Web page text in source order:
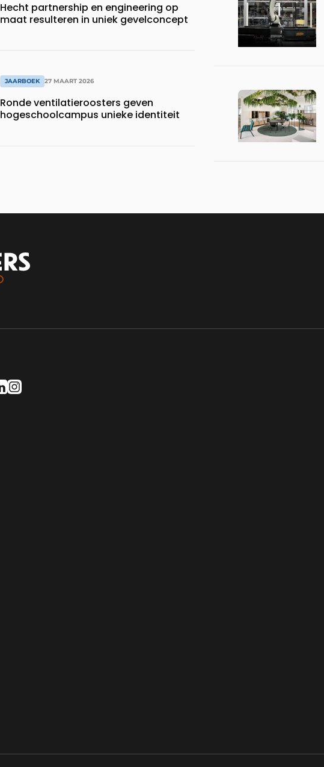
Hecht partnership en engineering op
maat resulteren in uniek gevelconcept
JAARBOEK 27 MAART 2026
Ronde ventilatieroosters geven
hogeschoolcampus unieke identiteit